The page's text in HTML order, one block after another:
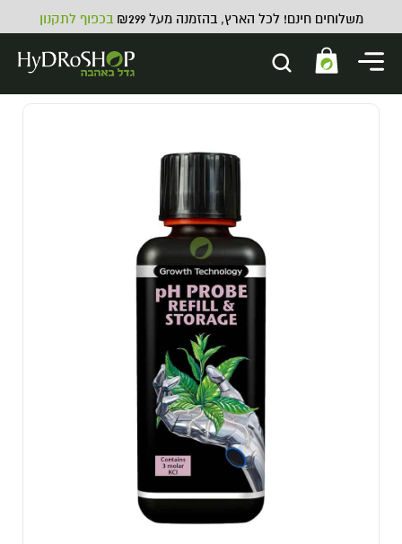
משלוחים חינם! לכל הארץ, בהזמנה מעל ₪299 בכפוף לתקנון
מגש גלגול זכוכית קטן V-Syndicate
Small - BUDS GLASS
₪